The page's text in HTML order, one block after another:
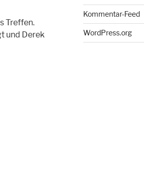
Treffen.
und Derek
Kommentar-Feed
WordPress.org